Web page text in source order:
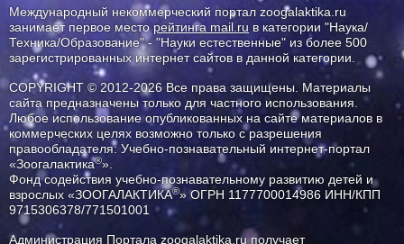
Международный некоммерческий портал zoogalaktika.ru
занимает первое месторейтинга mail.ru в категории "Наука/
Техника/Образование" - "Науки естественные" из более 500
зарегистрированных интернет сайтов в данной категории.
COPYRIGHT © 2012-2026 Все права защищены. Материалы
сайта предназначены только для частного использования.
Любое использование опубликованных на сайте материалов в
коммерческих целях возможно только с разрешения
правообладателя: Учебно-познавательный интернет-портал
«Зоогалактика®».
Фонд содействия учебно-познавательному развитию детей и
взрослых «ЗООГАЛАКТИКА®» ОГРН 1177700014986 ИНН/КПП
9715306378/771501001
Администрация Портала zoogalaktika.ruполучает